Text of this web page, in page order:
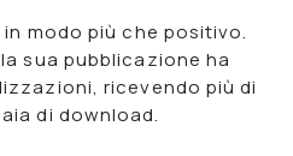
modo più che positivo.
sua pubblicazioneha
, ricevendo più di
di download.